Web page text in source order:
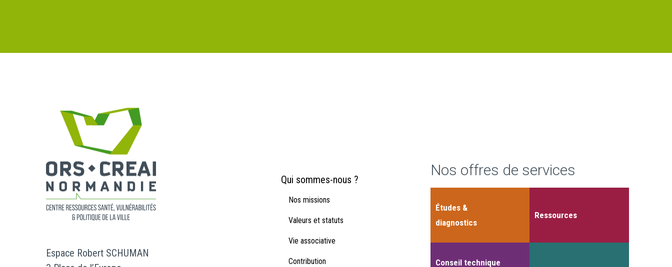
Espace Robert SCHUMAN
Qui sommes-nous ?
Nos missions
Valeurs et statuts
Vie associative
Contribution
Nos offres de services
Études &
diagnostics
Ressources
Conseil technique